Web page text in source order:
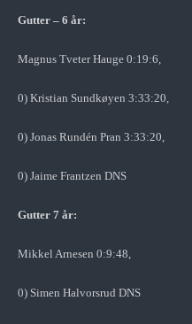
Gutter – 6 år:
Magnus Tveter Hauge 0:19:6,
0) Kristian Sundkøyen 3:33:20,
0) Jonas Rundén Pran 3:33:20,
0) Jaime Frantzen DNS
Gutter 7 år:
Mikkel Arnesen 0:9:48,
0) Simen Halvorsrud DNS